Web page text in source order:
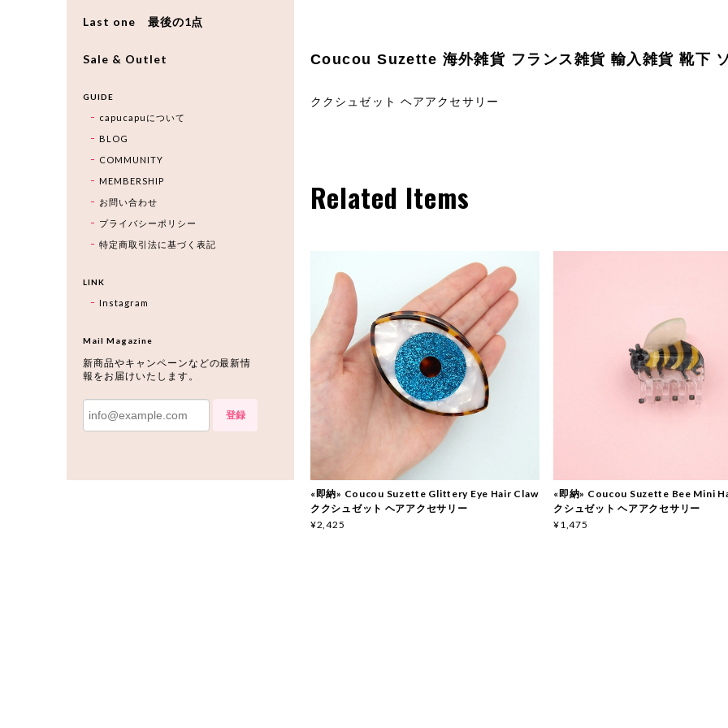
Coucou Suzette 海外雑貨 フランス雑貨 輸入雑貨 靴下
ククシュゼット ヘアアクセサリー
Related Items
«即納» Coucou Suzette Glittery Eye Hair Claw
ククシュゼット ヘアアクセサリー
¥2,425
«即納» Coucou Suzette Bee Mini
クシュゼット ヘアアクセサリー
¥1,475
Last one 最後の1点
Sale & Outlet
GUIDE
capucapuについて
BLOG
COMMUNITY
MEMBERSHIP
お問い合わせ
プライバシーポリシー
特定商取引法に基づく表記
LINK
Instagram
Mail Magazine
新商品やキャンペーンなどの最新情
報をお届けいたします。
登録